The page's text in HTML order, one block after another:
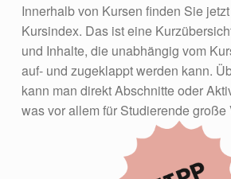
Innerhalb von Kursen finden Sie
Kursindex. Das ist eine
und Inhalte, die unabhängig vom
auf- und zugeklappt werden kann.
kann man direkt Abschnitte oder
was vor allem für Studierende große